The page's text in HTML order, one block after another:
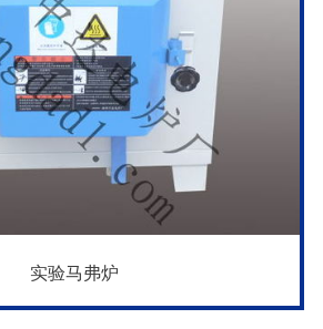
实验马弗炉